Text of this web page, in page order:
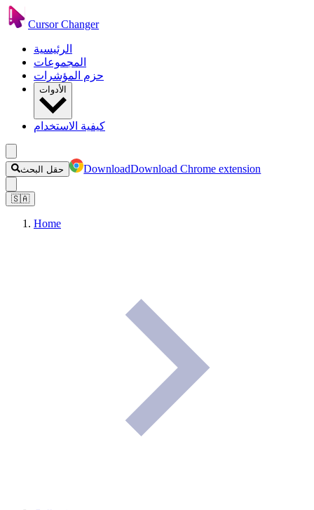
Cursor Changer
الرئيسية
المجموعات
حزم المؤشرات
الأدوات
كيفية الاستخدام
حقل البحث DownloadDownload Chrome extension
🇸🇦
Home